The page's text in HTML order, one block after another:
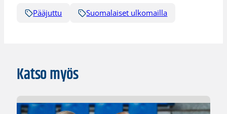
Pääjuttu Suomalaiset ulkomailla
Katso myös